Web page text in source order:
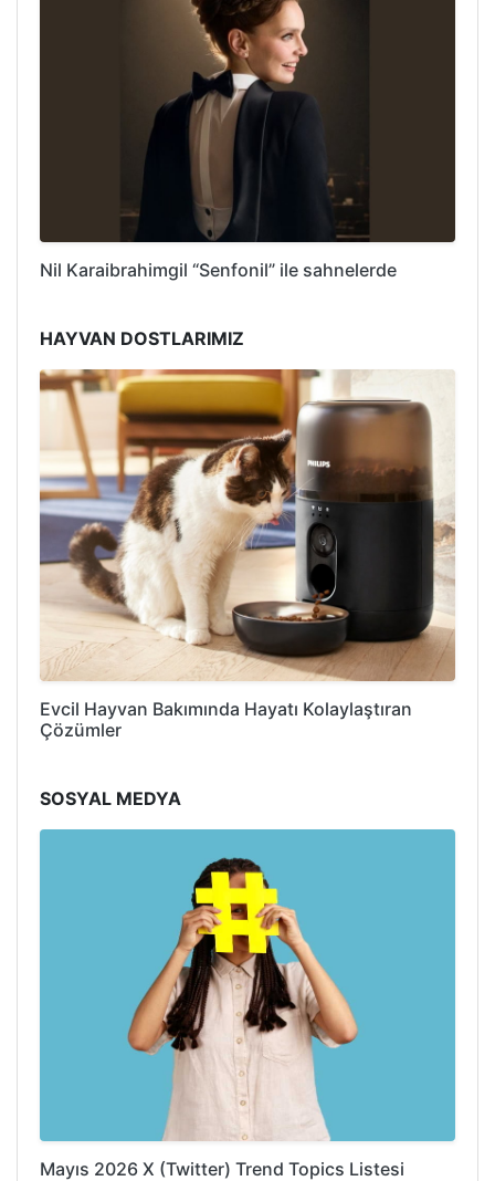
Nil Karaibrahimgil “Senfonil” ile sahnelerde
HAYVAN DOSTLARIMIZ
Evcil Hayvan Bakımında Hayatı Kolaylaştıran
Çözümler
SOSYAL MEDYA
Mayıs 2026 X (Twitter) Trend Topics Listesi